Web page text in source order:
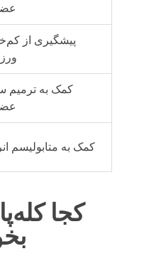
پیشگیری از
کمک به ترمیم
کمک به متابولیسم